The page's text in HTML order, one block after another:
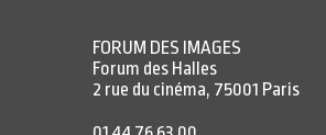
FORUM DES IMAGES
Forum des Halles
2 rue du cinéma, 75001 Paris